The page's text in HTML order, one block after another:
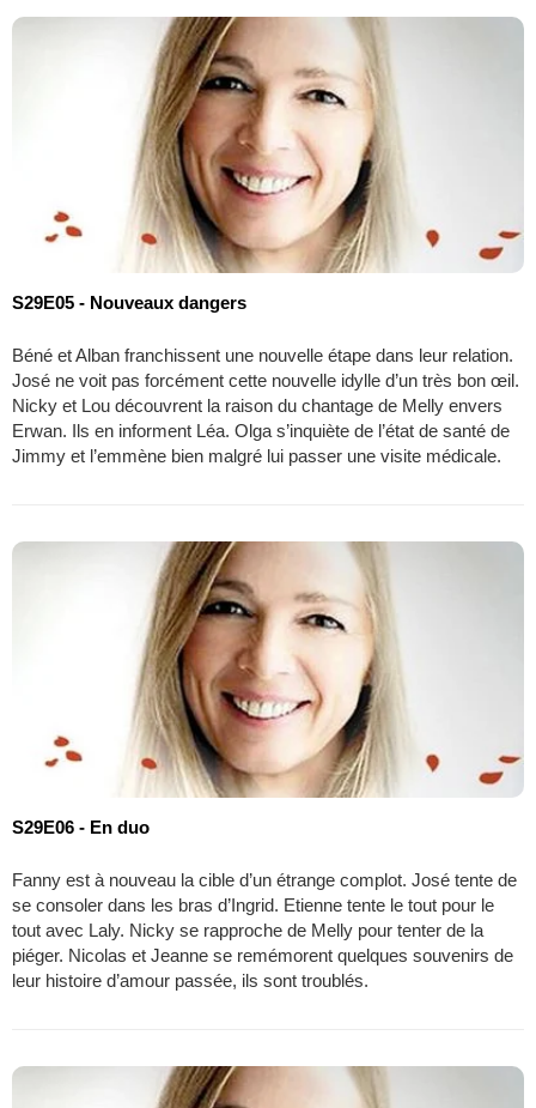
S29E05 - Nouveaux dangers
Béné et Alban franchissent une nouvelle étape dans leur relation.
José ne voit pas forcément cette nouvelle idylle d’un très bon œil.
Nicky et Lou découvrent la raison du chantage de Melly envers
Erwan. Ils en informent Léa. Olga s’inquiète de l’état de santé de
Jimmy et l’emmène bien malgré lui passer une visite médicale.
S29E06 - En duo
Fanny est à nouveau la cible d’un étrange complot. José tente de
se consoler dans les bras d’Ingrid. Etienne tente le tout pour le
tout avec Laly. Nicky se rapproche de Melly pour tenter de la
piéger. Nicolas et Jeanne se remémorent quelques souvenirs de
leur histoire d’amour passée, ils sont troublés.